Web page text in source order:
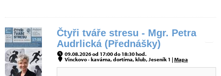
Čtyři tváře stresu - Mgr. Petra
Audrlická (Přednášky)
09.08.2026 od 17:00 do 18:30 hod.
Vinckovo - kavárna, dortírna, klub, Jeseník 1 |Mapa